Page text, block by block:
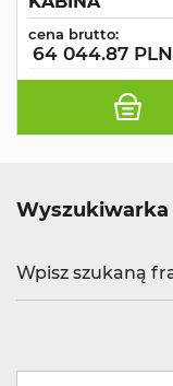
cena brutto:
64 044.87 PLN
Wyszukiwarka